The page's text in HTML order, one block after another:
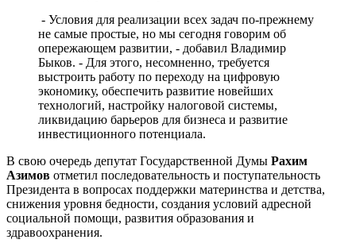
- Условия для реализации всех задач по-прежнему
не самые простые, но мы сегодня говорим об
опережающем развитии, - добавил Владимир
Быков. - Для этого, несомненно, требуется
выстроить работу по переходу на цифровую
экономику, обеспечить развитие новейших
технологий, настройку налоговой системы,
ликвидацию барьеров для бизнеса и развитие
инвестиционного потенциала.
В свою очередь депутат Государственной Думы Рахим
Азимов отметил последовательность и поступательность
Президента в вопросах поддержки материнства и детства,
снижения уровня бедности, создания условий адресной
социальной помощи, развития образования и
здравоохранения.